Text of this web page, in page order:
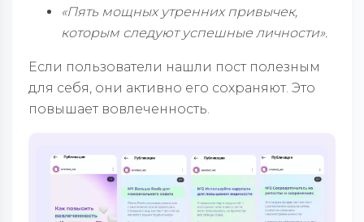
«Пять мощных утренних привычек,
которым следуют успешные личности».
Если пользователи нашли пост полезным
для себя, они активно его сохраняют. Это
повышает вовлеченность.